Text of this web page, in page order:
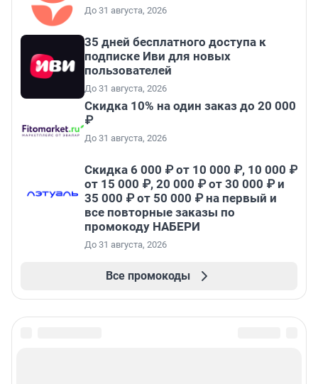
До 31 августа, 2026
35 дней бесплатного доступа к
подписке Иви для новых
пользователей
До 31 августа, 2026
Скидка 10% на один заказ до 20 000
₽
До 31 августа, 2026
Скидка 6 000 ₽ от 10 000 ₽, 10 000 ₽
от 15 000 ₽, 20 000 ₽ от 30 000 ₽ и
35 000 ₽ от 50 000 ₽ на первый и
все повторные заказы по
промокоду НАБЕРИ
До 31 августа, 2026
Все промокоды